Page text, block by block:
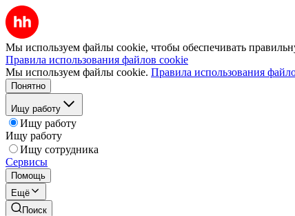
Мы используем файлы cookie, чтобы обеспечивать
Правила использования файлов cookie
Мы используем файлы cookie. Правила использования
Понятно
Ищу работу
Ищу работу
Ищу работу
Ищу сотрудника
Сервисы
Помощь
Ещё
Поиск